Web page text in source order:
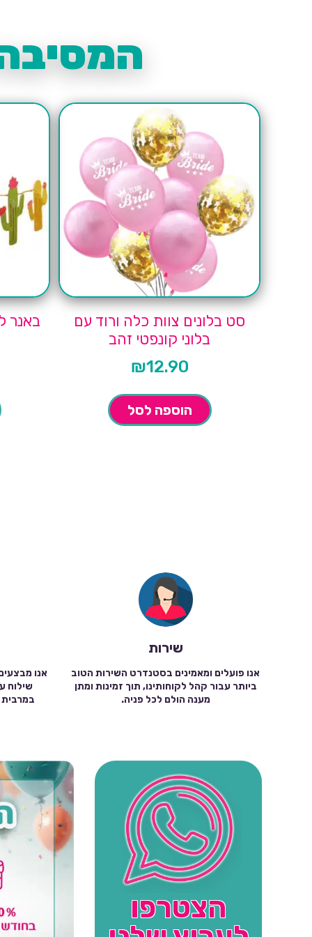
סט בלונים צוות כלה ורוד עם
בלוני קונפטי זהב
₪12.90
הוספה לסל
באנר
שירות
אנו פועלים ומאמינים בסטנדרט השירות הטוב
ביותר עבור קהל לקוחותינו, תוך זמינות ומתן
מענה הולם לכל פניה.
אנו
הצטרפו